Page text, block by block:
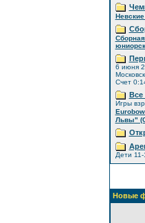
6 июня
Счет
Все
Игры
Львы"
Дети
Новые